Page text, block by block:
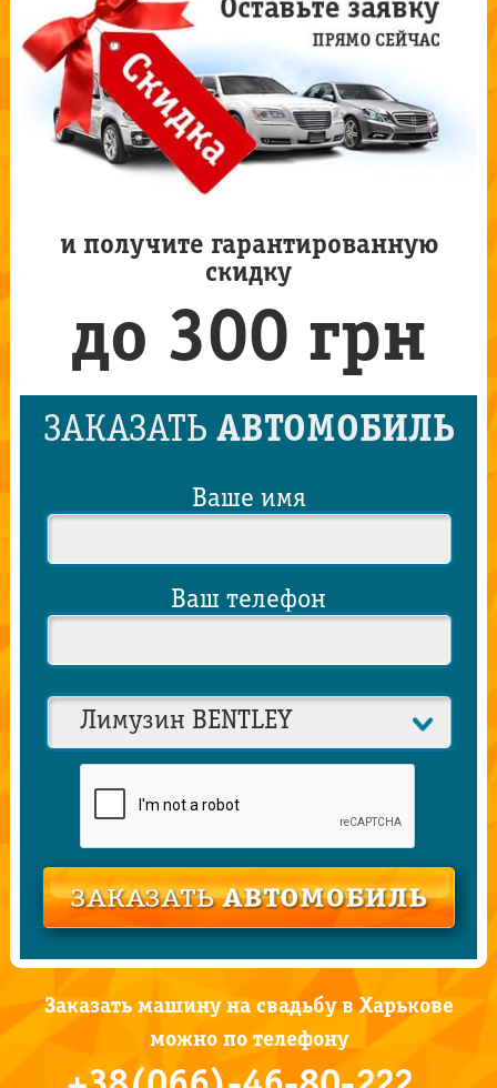
и получите гарантированную
скидку
до 300 грн
ЗАКАЗАТЬ АВТОМОБИЛЬ
Ваше имя
Ваш телефон
Заказать машину на свадьбу в Харькове
можно по телефону